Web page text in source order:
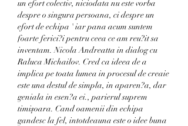
un efort colectiv, niciodata nu este vorba
despre o singura persoana, ci despre un
efort de echipa ' iar pana acum suntem
foarte ferici?i pentru ceea ce am reu?it sa
inventam. Nicola Andreatta in dialog cu
Raluca Michailov. Cred ca ideea de a
implica pe toata lumea in procesul de creaie
este una destul de simpla, in aparen?a, dar
geniala in esen?a ei., parierul suprem
timișoara. Cand oamenii din echipa
gandesc la fel, intotdeauna este o idee buna